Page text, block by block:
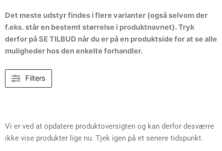
Det meste udstyr findes i flere varianter (også selvom der
f.eks. står en bestemt størrelse i produktnavnet). Tryk
derfor på SE TILBUD når du er på en produktside for at se alle
muligheder hos den enkelte forhandler.
Filters
Vi er ved at opdatere produktoversigten og kan derfor desværre
ikke vise produkter lige nu. Tjek igen på et senere tidspunkt.